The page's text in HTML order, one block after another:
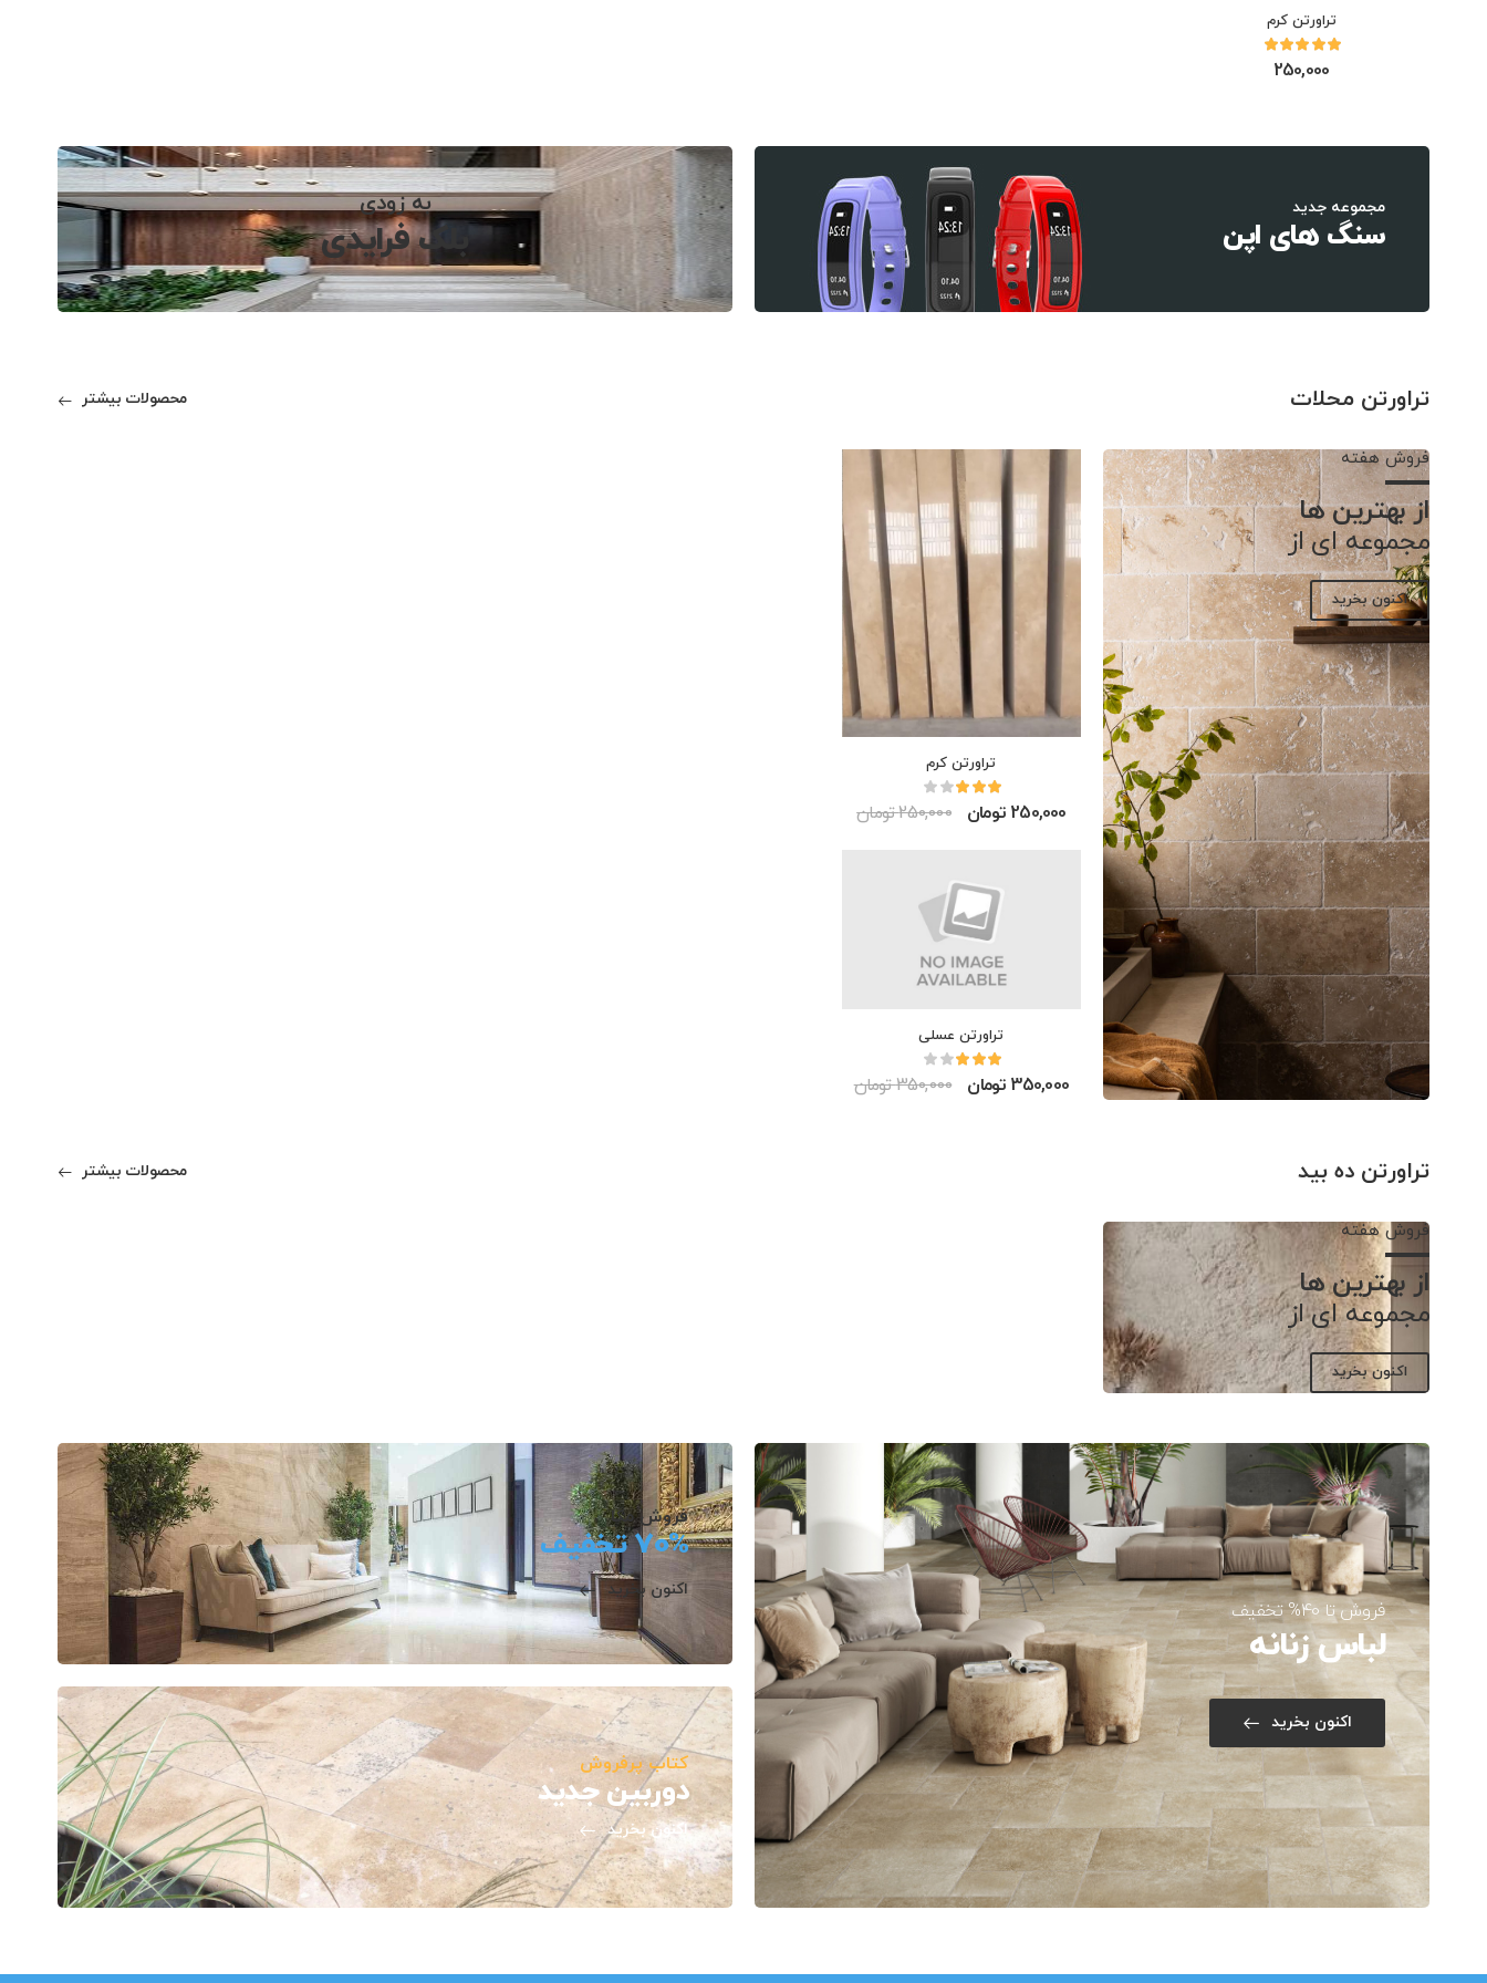
تراورتن کرم
250,000
مجموعه جدید
سنگ های اپن
به زودی
بلک فرایدی
تراورتن محلات محصولات بیشتر
فروش هفته
از بهترین ها
مجموعه ای از
اکنون بخرید
تراورتن کرم
250,000 تومان 250,000 تومان
تراورتن عسلی
350,000 تومان 350,000 تومان
تراورتن ده بید محصولات بیشتر
فروش هفته
از بهترین ها
مجموعه ای از
اکنون بخرید
فروش تا 40% تخفیف
لباس زنانه
اکنون بخرید
فروش مگا
70% تخفیف
اکنون بخرید
کتاب پرفروش
دوربین جدید
اکنون بخرید